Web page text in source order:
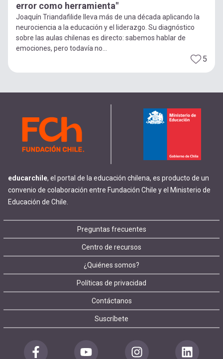
error como herramienta"
Joaquín Triandafilide lleva más de una década aplicando la
neurociencia a la educación y el liderazgo. Su diagnóstico
sobre las aulas chilenas es directo: sabemos hablar de
emociones, pero todavía no...
5
educarchile, el portal de la educación chilena, es producto de un
convenio de colaboración entre Fundación Chile y el Ministerio de
Educación de Chile.
Footer
menu
Preguntas frecuentes
Centro de recursos
¿Quiénes somos?
Políticas de privacidad
Contáctanos
Suscríbete